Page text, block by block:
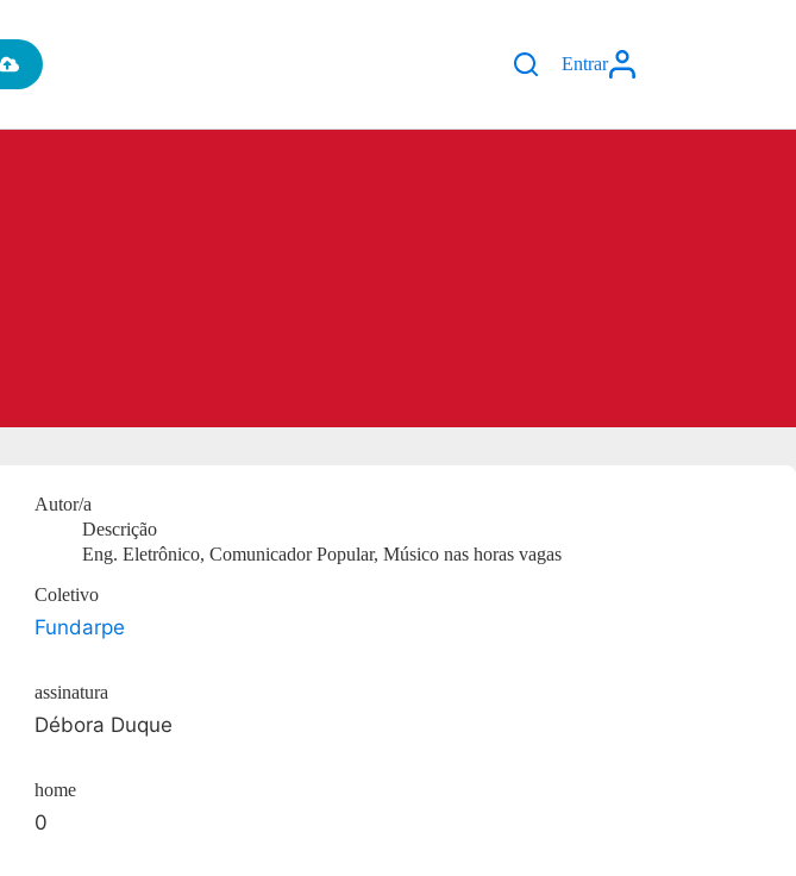
Entrar
Autor/a
Descrição
Eng. Eletrônico, Comunicador Popular, Músico nas horas vagas
Coletivo
Fundarpe
assinatura
Débora Duque
home
0